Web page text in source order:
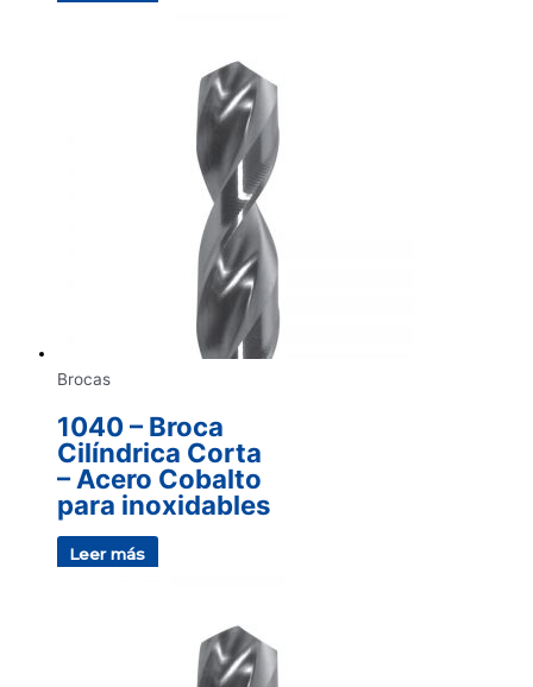
Brocas
1040 – Broca
Cilíndrica Corta
– Acero Cobalto
para inoxidables
Leer más